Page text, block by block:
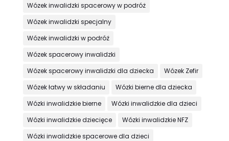
Wózek inwalidzki spacerowy w podróż
Wózek inwalidzki specjalny
Wózek inwalidzki w podróż
Wózek spacerowy inwalidzki
Wózek spacerowy inwalidzki dla dziecka
Wózek Zefir
Wózek łatwy w składaniu
Wózki bierne dla dziecka
Wózki inwalidzkie bierne
Wózki inwalidzkie dla dzieci
Wózki inwalidzkie dziecięce
Wózki inwalidzkie NFZ
Wózki inwalidzkie spacerowe dla dzieci